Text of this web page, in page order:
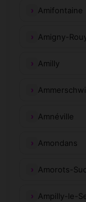
Amifontaine
Amigny-
Amilly
Amnéville
Amondans
Amorots-
Ampilly-le-